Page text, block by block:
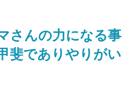
さんの力になる事
斐でありやりがい